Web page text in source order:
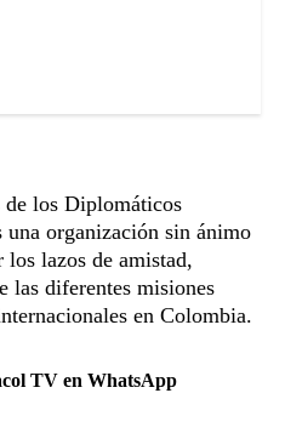
de los Diplomáticos
organización sin ánimo
los lazos de amistad,
las diferentes misiones
en Colombia.
TV en WhatsApp